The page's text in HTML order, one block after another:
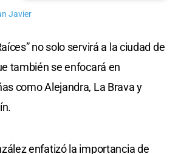
Javier
no solo servirá a la ciudad de
también se enfocará en
como Alejandra, La Brava y
enfatizó la importancia de